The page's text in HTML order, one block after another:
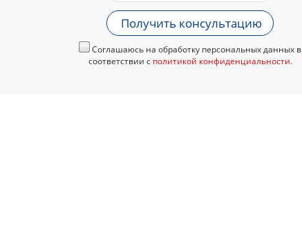
Получить консультацию
Соглашаюсь на обработку персональных данных в
соответствии с политикой конфиденциальности.